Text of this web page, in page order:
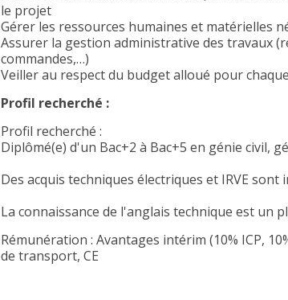
le projet
Gérer les ressources humaines et matérielles
Assurer la gestion administrative des travaux
commandes,…)
Veiller au respect du budget alloué pour
Profil recherché :
Profil recherché :
Diplômé(e) d'un Bac+2 à Bac+5 en génie civil,
Des acquis techniques électriques et IRVE
La connaissance de l'anglais technique est un
Rémunération : Avantages intérim (10% ICP,
de transport, CE